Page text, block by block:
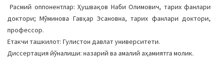
Расмий оппонентлар: Ҳушвақов Наби Олимович, тарих фанлари
доктори; Мўминова Гавҳар Эсановна, тарих фанлари доктори,
профессор.
Етакчи ташкилот: Гулистон давлат университети.
Диссертация йўналиши: назарий ва амалий аҳамиятга молик.